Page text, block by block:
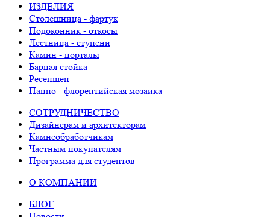
ИЗДЕЛИЯ
Столешница - фартук
Подоконник - откосы
Лестница - ступени
Камин - порталы
Барная стойка
Ресепшен
Панно - флорентийская мозаика
СОТРУДНИЧЕСТВО
Дизайнерам и архитекторам
Камнеобработчикам
Частным покупателям
Программа для студентов
О КОМПАНИИ
БЛОГ